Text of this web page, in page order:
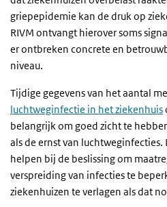
griepepidemie kan de druk op
RIVM ontvangt hierover soms
er ontbreken concrete en
niveau.
Tijdige gegevens van het aantal
luchtweginfectie in het ziekenhuis
belangrijk om goed zicht te
als de ernst van luchtweginfecties.
helpen bij de beslissing om
verspreiding van infecties te
ziekenhuizen te verlagen als dat